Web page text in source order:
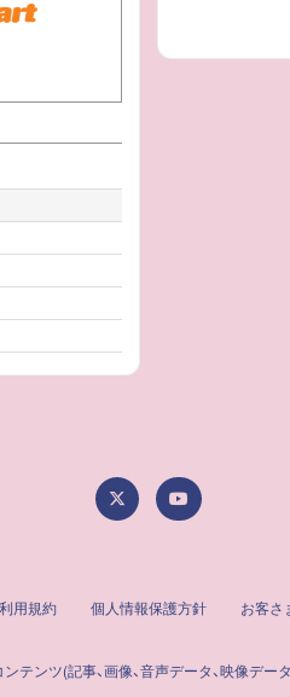
利用規約 個人情報保護方針 お客さ
テンツ(記事、画像、音声データ、映像デ